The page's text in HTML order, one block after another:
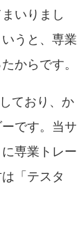
いりまし
うと、専業
からです。
ており、か
です。当サ
専業トレー
は「テスタ